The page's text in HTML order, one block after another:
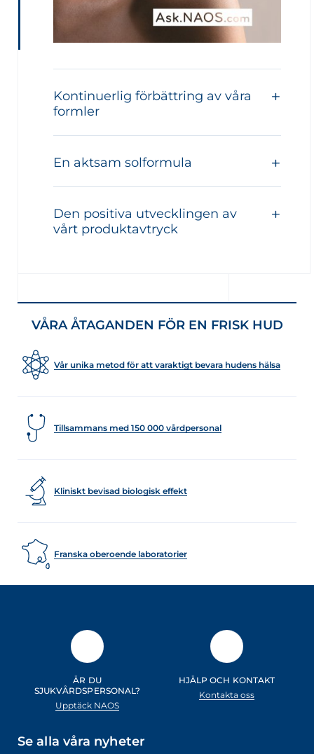
Kontinuerlig förbättring av våra
formler
En aktsam solformula
Den positiva utvecklingen av
vårt produktavtryck
VÅRA ÅTAGANDEN FÖR EN FRISK HUD
Vår unika metod för att varaktigt bevara hudens hälsa
Tillsammans med 150 000 vårdpersonal
Kliniskt bevisad biologisk effekt
Franska oberoende laboratorier
ÄR DU
SJUKVÅRDSPERSONAL?
Upptäck NAOS
HJÄLP OCH KONTAKT
Kontakta oss
Se alla våra nyheter